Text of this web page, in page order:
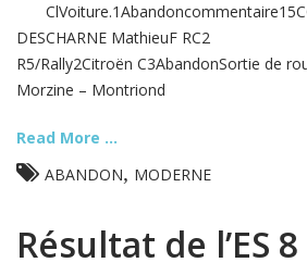
DESCHARNE MathieuF RC2
R5/Rally2Citroën C3AbandonSortie de
Morzine – Montriond
Read More ...
ABANDON, MODERNE
Résultat de l’ES 8